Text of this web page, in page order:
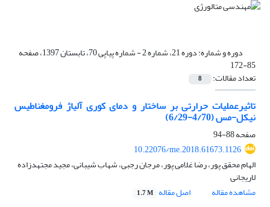
دوره و شماره: دوره 21، شماره 2 - شماره پیاپی 70، تابستان 1397، صفحه
85-172
تعداد مقالات: 8
تاثیرعملیات حرارتی بر ساختار و دمای کوری آلیاژ فرومغناطیس
نیکل-مس (4/70-6/29)
صفحه88-94
10.22076/me.2018.61673.1126
الهام محقق پور، رضا غلامی پور، مرجان رجبی، شهاب شیبانی، مجید مجتهدزاده
لاریجانی
مشاهده مقاله
اصل مقاله 1.7 M